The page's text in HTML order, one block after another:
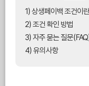
1) 상생페이백 조건이
2) 조건 확인 방법
3) 자주 묻는 질문
4) 유의사항